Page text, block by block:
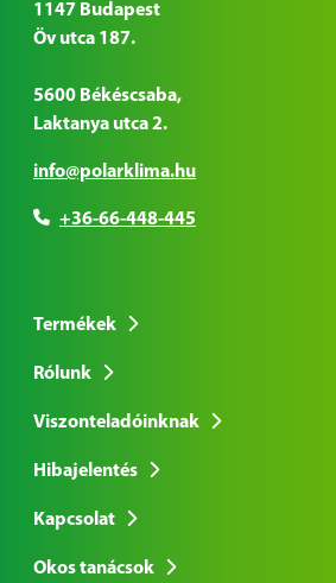
1147 Budapest
Öv utca 187.
5600 Békéscsaba,
Laktanya utca 2.
info@polarklima.hu
+36-66-448-445
Termékek
Rólunk
Viszonteladóinknak
Hibajelentés
Kapcsolat
Okos tanácsok